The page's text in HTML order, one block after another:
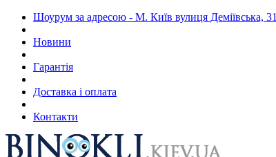
Шоурум за адресою - М. Київ вулиця Деміївська, 31
Новини
Гарантія
Доставка і оплата
Контакти